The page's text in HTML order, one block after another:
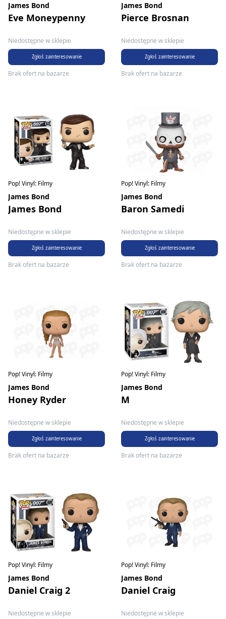
James Bond
Eve Moneypenny
Niedostępne w sklepie
Zgłoś zainteresowanie
Brak ofert na bazarze
James Bond
Pierce Brosnan
Niedostępne w sklepie
Zgłoś zainteresowanie
Brak ofert na bazarze
Pop! Vinyl: Filmy
James Bond
James Bond
Niedostępne w sklepie
Zgłoś zainteresowanie
Brak ofert na bazarze
Pop! Vinyl: Filmy
James Bond
Baron Samedi
Niedostępne w sklepie
Zgłoś zainteresowanie
Brak ofert na bazarze
Pop! Vinyl: Filmy
James Bond
Honey Ryder
Niedostępne w sklepie
Zgłoś zainteresowanie
Brak ofert na bazarze
Pop! Vinyl: Filmy
James Bond
M
Niedostępne w sklepie
Zgłoś zainteresowanie
Brak ofert na bazarze
Pop! Vinyl: Filmy
James Bond
Daniel Craig 2
Niedostępne w sklepie
Pop! Vinyl: Filmy
James Bond
Daniel Craig
Niedostępne w sklepie